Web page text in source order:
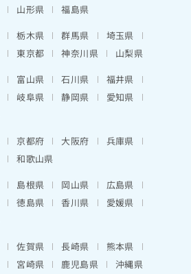
山形県
福島県
栃木県 群馬県
埼玉県
東京都 神奈川県
山梨県
富山県 石川県
福井県
岐阜県 静岡県
愛知県
京都府 大阪府
兵庫県
和歌山県
島根県 岡山県
広島県
徳島県 香川県
愛媛県
佐賀県 長崎県
熊本県
宮崎県 鹿児島県 沖縄県